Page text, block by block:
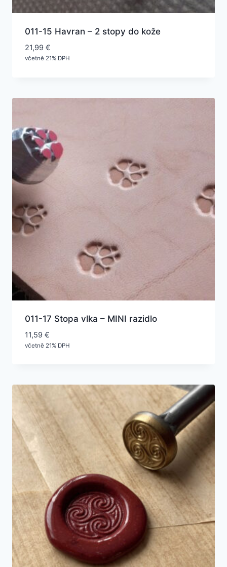
011-15 Havran – 2 stopy do kože
21,99 €
včetně 21% DPH
011-17 Stopa vlka – MINI razidlo
11,59 €
včetně 21% DPH